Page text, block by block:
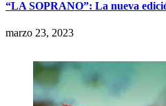
“LA SOPRANO”: La nueva
marzo 23, 2023